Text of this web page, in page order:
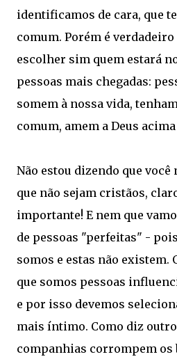
identificamos de cara, que
comum. Porém é
escolher sim quem estará
pessoas mais chegadas:
somem à nossa vida,
comum, amem a Deus
Não estou dizendo que você
que não sejam cristãos,
importante! E nem que
de pessoas "perfeitas" -
somos e estas não existem.
que somos pessoas
e por isso devemos
mais íntimo. Como diz
companhias corrompem os